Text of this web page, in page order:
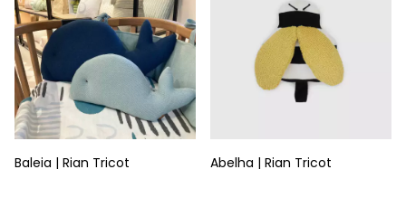
Baleia | Rian Tricot Abelha | Rian Tricot